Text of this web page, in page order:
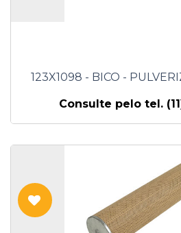
123X1098 - BICO -
Consulte pelo tel.